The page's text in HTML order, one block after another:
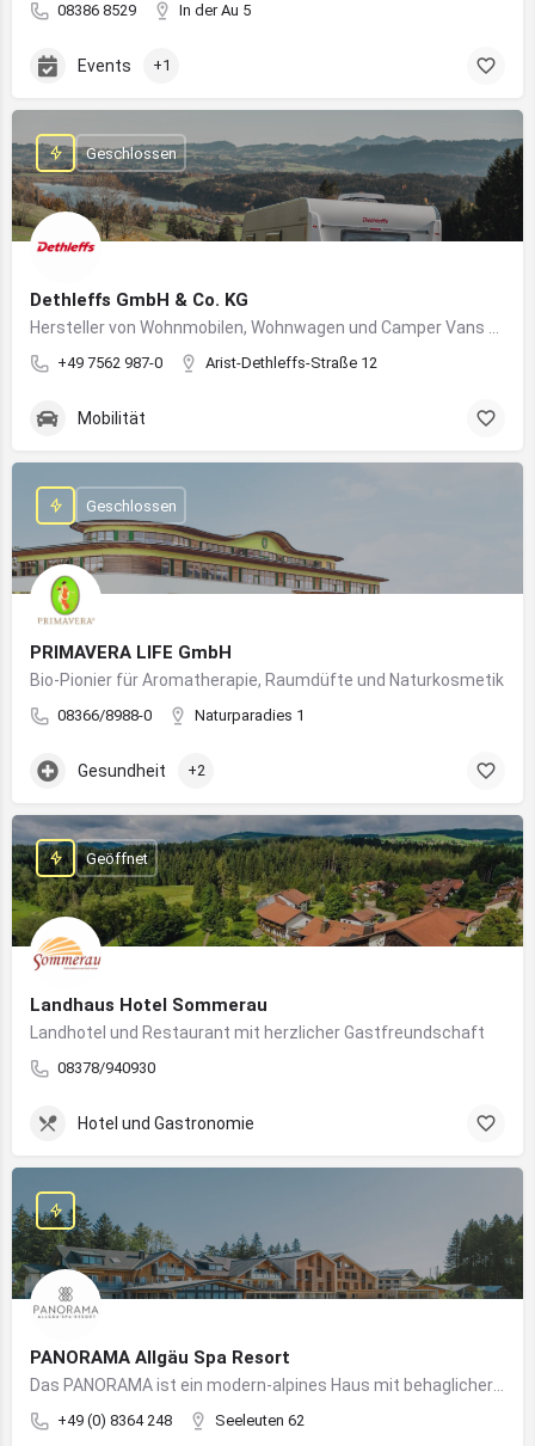
08386 8529 In der Au 5
Events +1
Dethleffs GmbH & Co. KG
+49 7562 987-0 Arist-Dethleffs-Straße 12
Geschlossen
Mobilität
PRIMAVERA LIFE GmbH
Bio-Pionier für Aromatherapie, Raumdüfte und Naturkosmetik
08366/8988-0 Naturparadies 1
Geschlossen
Gesundheit +2
Landhaus Hotel Sommerau
Landhotel und Restaurant mit herzlicher Gastfreundschaft
08378/940930
Geöffnet
Hotel und Gastronomie
PANORAMA Allgäu Spa Resort
+49 (0) 8364 248 Seeleuten 62